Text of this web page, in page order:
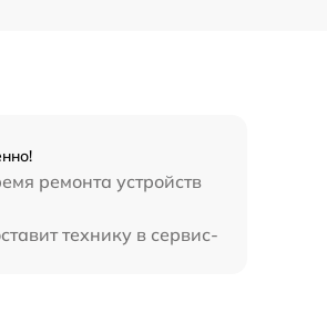
ремонта устройств
технику в сервис-